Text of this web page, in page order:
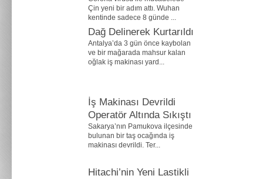
Çin yeni bir adım attı. Wuhan
kentinde sadece 8 günde ...
Dağ Delinerek Kurtarıldı
Antalya’da 3 gün önce kaybolan
ve bir mağarada mahsur kalan
oğlak iş makinası yard...
İş Makinası Devrildi
Operatör Altında Sıkıştı
Sakarya’nın Pamukova ilçesinde
bulunan bir taş ocağında iş
makinası devrildi. Ter...
Hitachi’nin Yeni Lastikli